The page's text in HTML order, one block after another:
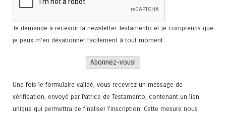
Je demande à recevoir la newsletter Testamento et je comprends que
je peux m'en désabonner facilement à tout moment.
Une fois le formulaire validé, vous recevrez un message de
vérification, envoyé par Patrice de Testamento, contenant un lien
unique qui permettra de finaliser l'inscription. Cette mesure nous